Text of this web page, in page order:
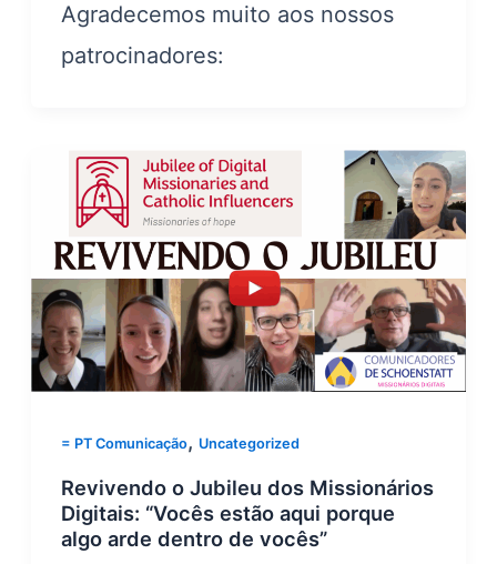
Agradecemos muito aos nossos
patrocinadores:
= PT Comunicação, Uncategorized
Revivendo o Jubileu dos Missionários
Digitais: “Vocês estão aqui porque
algo arde dentro de vocês”